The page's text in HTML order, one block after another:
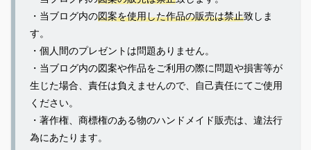
・当ブログ内の図案を使用した作品の販売は禁止致しま
す。
・個人間のプレゼントは問題ありません。
・当ブログ内の図案や作品をご利用の際に問題や損害等が
生じた場合、責任は負えませんので、自己責任にてご使用
ください。
・著作権、商標権のある物のハンドメイド販売は、違法行
為にあたります。